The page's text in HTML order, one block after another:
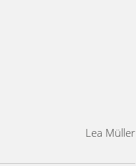
Lea Müller